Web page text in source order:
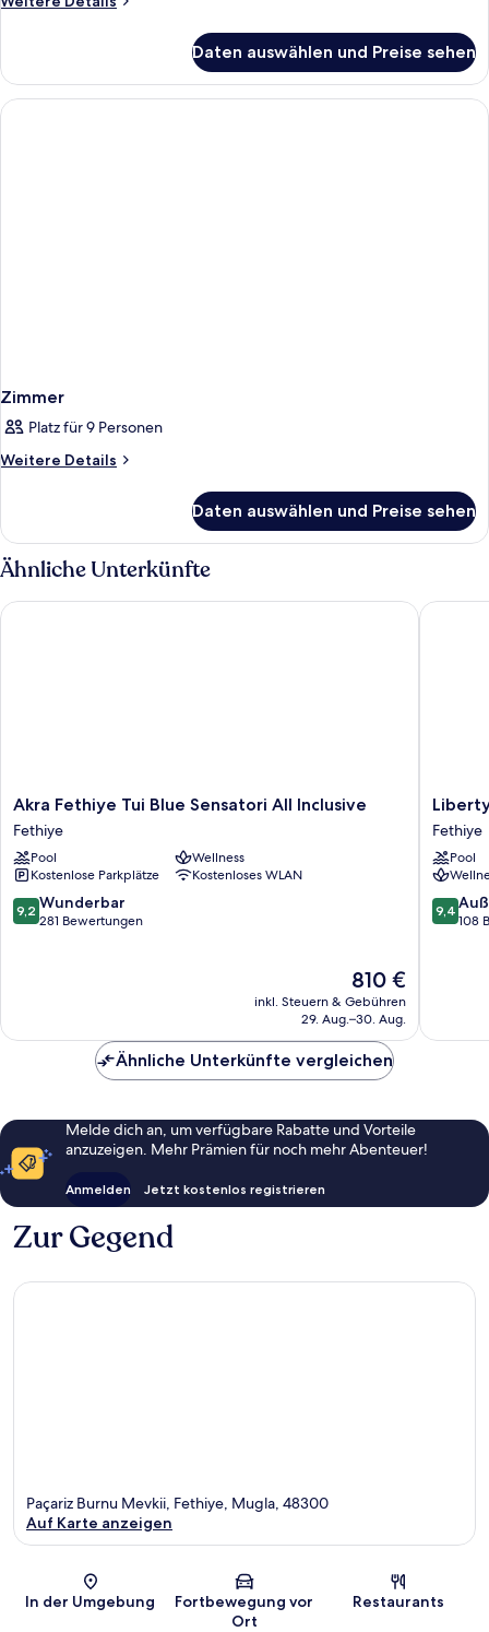
Daten auswählen und Preise sehen
Zimmer
Platz für 9 Personen
Weitere Details
Weitere
Daten auswählen und Preise sehen
Ähnliche Unterkünfte
Akra
Fethiye
Tui
Blue
Sensatori
All
Inclusive
Akra Fethiye Tui Blue Sensatori All Inclusive
Fethiye
Pool
Wellness
Kostenlose Parkplätze
Kostenloses WLAN
9.2
von
9,2 Wunderbar
281 Bewertungen
Der
Preis
beträgt
810 €
inkl. Steuern & Gebühren
29. Aug.–30. Aug.
Akra Fethiye Tui Blue Sensatori All Inclusive
Liberty
Signa
-
All
inclusive
Fethiye
Fethiye
Pool
9.4
von
9,4
108
Liberty
Ähnliche Unterkünfte vergleichen
Melde dich an, um verfügbare Rabatte und Vorteile
anzuzeigen. Mehr Prämien für noch mehr Abenteuer!
Anmelden Jetzt kostenlos registrieren
Zur Gegend
Karte
Paçariz Burnu Mevkii, Fethiye, Mugla, 48300
Auf Karte anzeigen
In der Umgebung
Fortbewegung vor
Ort
Restaurants